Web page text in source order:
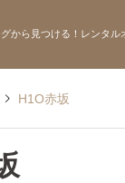
から見つける！レンタル
H1O赤坂